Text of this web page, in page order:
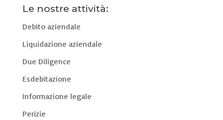
Le nostre attività:
Debito aziendale
Liquidazione aziendale
Due Diligence
Esdebitazione
Informazione legale
Perizie